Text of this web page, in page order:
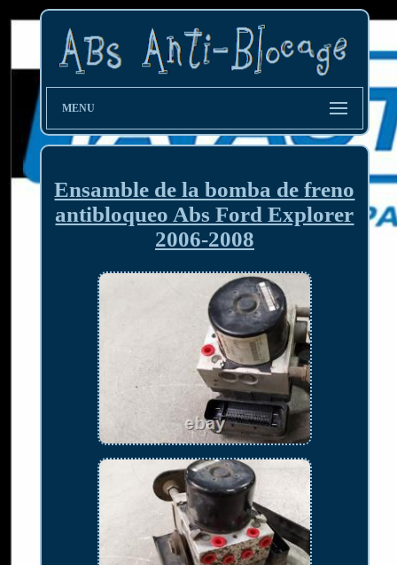
MENU
Ensamble de la bomba de freno
antibloqueo Abs Ford Explorer
2006-2008